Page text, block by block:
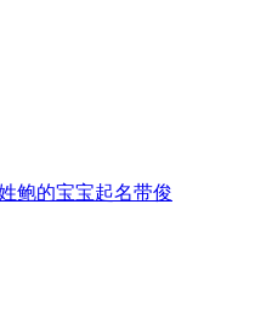
鲍的宝宝起名带俊